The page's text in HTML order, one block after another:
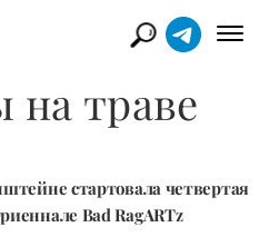
на траве
стартовала четвертая
Bad RagARTz